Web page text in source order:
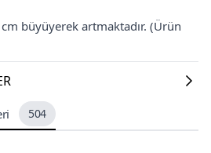
büyüyerek artmaktadır. (Ürün
504